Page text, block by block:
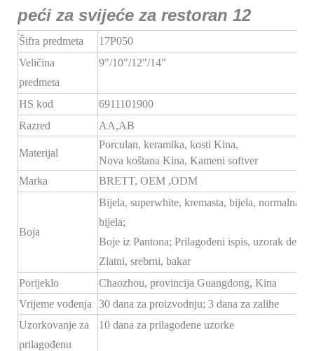
Šifra predmeta
17P050
Veličina
predmeta
9"/10"/12"/14"
HS kod
6911101900
Razred
AA,AB
Materijal
Porculan, keramika, kosti Kina,
Nova koštana Kina, Kameni softver
Marka
BRETT, OEM ,ODM
Boja
Bijela, superwhite, kremasta, bijela, normalna
bijela;
Boje iz Pantona; Prilagođeni ispis, uzorak
Zlatni, srebrni, bakar
Porijeklo
Chaozhou, provincija Guangdong, Kina
Vrijeme vođenja
30 dana za proizvodnju; 3 dana za zalihe
Uzorkovanje za
prilagođenu
10 dana za prilagođene uzorke